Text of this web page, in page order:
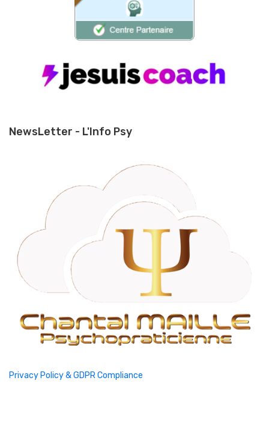
NewsLetter - L'Info Psy
Privacy Policy & GDPR Compliance